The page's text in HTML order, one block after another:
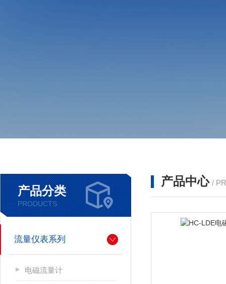
产品分类
PRODUCTS
流量仪表系列
电磁流量计
产品中心 /